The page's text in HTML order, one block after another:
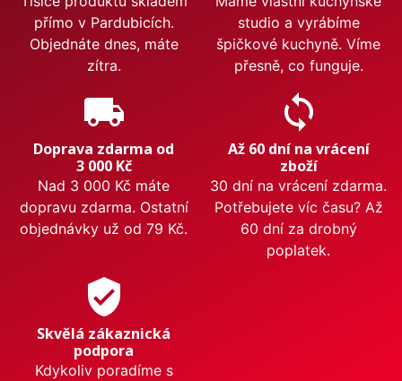
přímo v Pardubicích.
Objednáte dnes, máte
zítra.
studio a vyrábíme
špičkové kuchyně. Víme
přesně, co funguje.
local_shipping
Doprava zdarma od
3 000 Kč
Nad 3 000 Kč máte
dopravu zdarma. Ostatní
objednávky už od 79 Kč.
sync
Až 60 dní na vrácení
zboží
30 dní na vrácení zdarma.
Potřebujete víc času? Až
60 dní za drobný
poplatek.
verified_user
Skvělá zákaznická
podpora
Kdykoliv poradíme s